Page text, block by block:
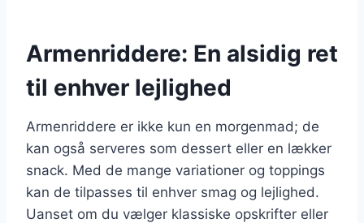
Armenriddere: En alsidig ret
til enhver lejlighed
Armenriddere er ikke kun en morgenmad; de
kan også serveres som dessert eller en lækker
snack. Med de mange variationer og toppings
kan de tilpasses til enhver smag og lejlighed.
Uanset om du vælger klassiske opskrifter eller